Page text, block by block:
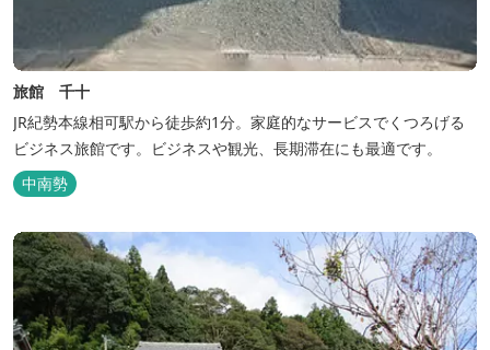
旅館 千十
JR紀勢本線相可駅から徒歩約1分。家庭的なサービスでくつろげる
ビジネス旅館です。ビジネスや観光、長期滞在にも最適です。
中南勢